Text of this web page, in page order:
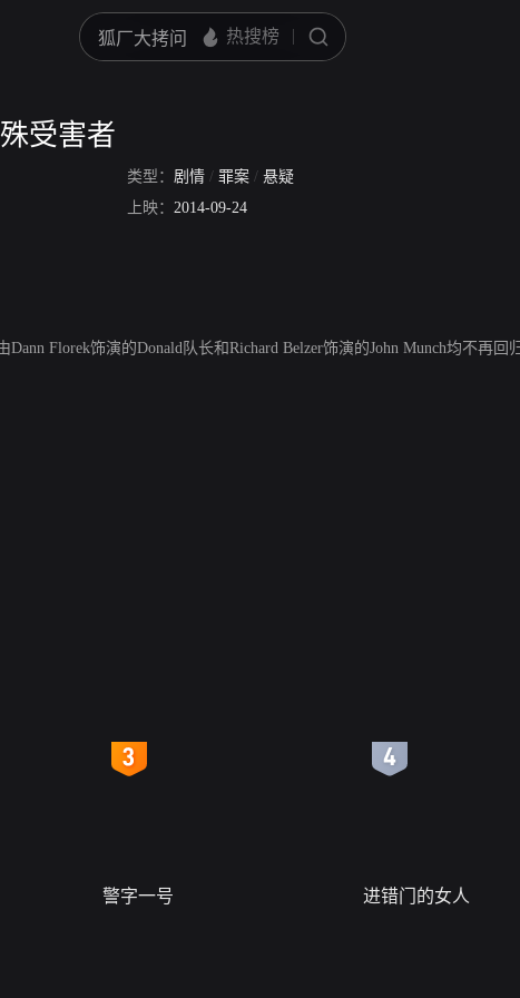
受害者
类型： 剧情 / 罪案 / 悬疑
上映： 2014-09-24
Florek饰演的Donald队长和Richard Belzer饰演的John Munch均不再回
警字一号 进错门的女人